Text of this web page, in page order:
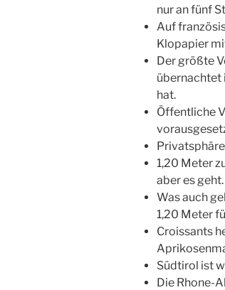
nur an fünf
Auf
Klopapier
Der größte
übernachtet
hat.
Öffentliche
1,20 Meter
aber es geht.
Was auch
1,20 Meter
Croissants
Südtirol ist
Die Rhone-